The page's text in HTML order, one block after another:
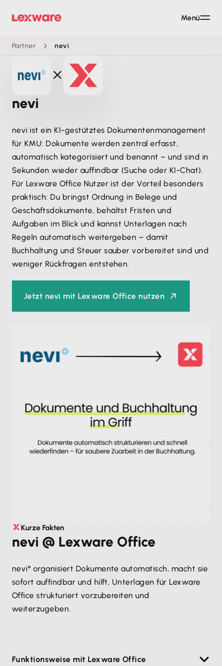
Partner nevi
nevi
nevi ist ein KI-gestütztes Dokumentenmanagement
für KMU: Dokumente werden zentral erfasst,
automatisch kategorisiert und benannt – und sind in
Sekunden wieder auffindbar (Suche oder KI-Chat).
Für Lexware Office Nutzer ist der Vorteil besonders
praktisch: Du bringst Ordnung in Belege und
Geschäftsdokumente, behältst Fristen und
Aufgaben im Blick und kannst Unterlagen nach
Regeln automatisch weitergeben – damit
Buchhaltung und Steuer sauber vorbereitet sind und
weniger Rückfragen entstehen.
Jetzt nevi mit Lexware Office nutzen
Kurze Fakten
nevi @ Lexware Office
nevi° organisiert Dokumente automatisch, macht sie
sofort auffindbar und hilft, Unterlagen für Lexware
Office strukturiert vorzubereiten und
weiterzugeben.
Funktionsweise mit Lexware Office
Menü